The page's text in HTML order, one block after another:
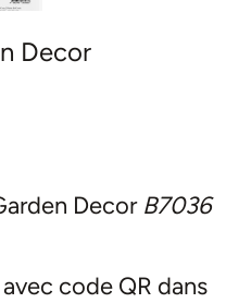
Decor
DecorB7036
code QR dans